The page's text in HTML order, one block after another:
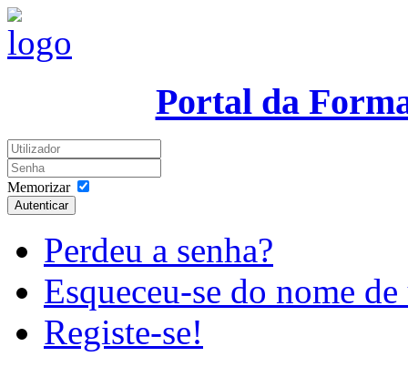
Portal da
Memorizar
Autenticar
Perdeu a senha?
Esqueceu-se do nome
Registe-se!